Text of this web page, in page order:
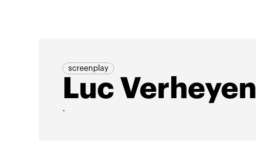
screenplay
Luc Verheyen
-